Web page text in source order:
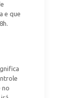
e que
no